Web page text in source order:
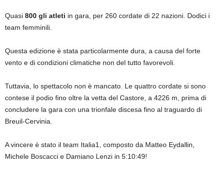
Quasi 800 gli atleti in gara, per 260 cordate di 22 nazioni. Dodici i
team femminili.
Questa edizione è stata particolarmente dura, a causa del forte
vento e di condizioni climatiche non del tutto favorevoli.
Tuttavia, lo spettacolo non è mancato. Le quattro cordate si sono
contese il podio fino oltre la vetta del Castore, a 4226 m, prima di
concludere la gara con una trionfale discesa fino al traguardo di
Breuil-Cervinia.
A vincere è stato il team Italia1, composto da Matteo Eydallin,
Michele Boscacci e Damiano Lenzi in 5:10:49!